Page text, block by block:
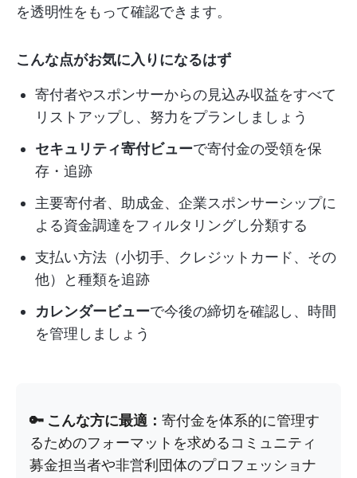
を透明性をもって確認できます。
こんな点がお気に入りになるはず
寄付者やスポンサーからの見込み収益をすべて
リストアップし、努力をプランしましょう
セキュリティ寄付ビューで寄付金の受領を保
存・追跡
主要寄付者、助成金、企業スポンサーシップに
よる資金調達をフィルタリングし分類する
支払い方法（小切手、クレジットカード、その
他）と種類を追跡
カレンダービューで今後の締切を確認し、時間
を管理しましょう
🔑 こんな方に最適： 寄付金を体系的に管理す
るためのフォーマットを求めるコミュニティ
募金担当者や非営利団体のプロフェッショナ